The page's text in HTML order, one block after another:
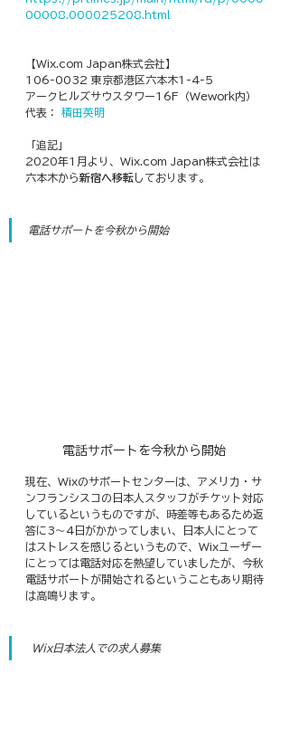
00008.000025208.html
【Wix.com Japan株式会社】
106-0032 東京都港区六本木1-4-5
アークヒルズサウスタワー16F（Wework内）
代表： 積田英明
「追記」
2020年1月より、Wix.com Japan株式会社は
六本木から新宿へ移転 しております。
電話サポートを今秋から開始
電話サポートを今秋から開始
現在、Wixのサポートセンターは、アメリカ・サ
ンフランシスコの日本人スタッフがチケット対応
しているというものですが、時差等もあるため返
答に3～4日がかかってしまい、日本人にとって
はストレスを感じるというもので、Wixユーザー
にとっては電話対応を熱望していましたが、今秋
電話サポートが開始されるということもあり期待
は高鳴ります。
Wix日本法人での求人募集